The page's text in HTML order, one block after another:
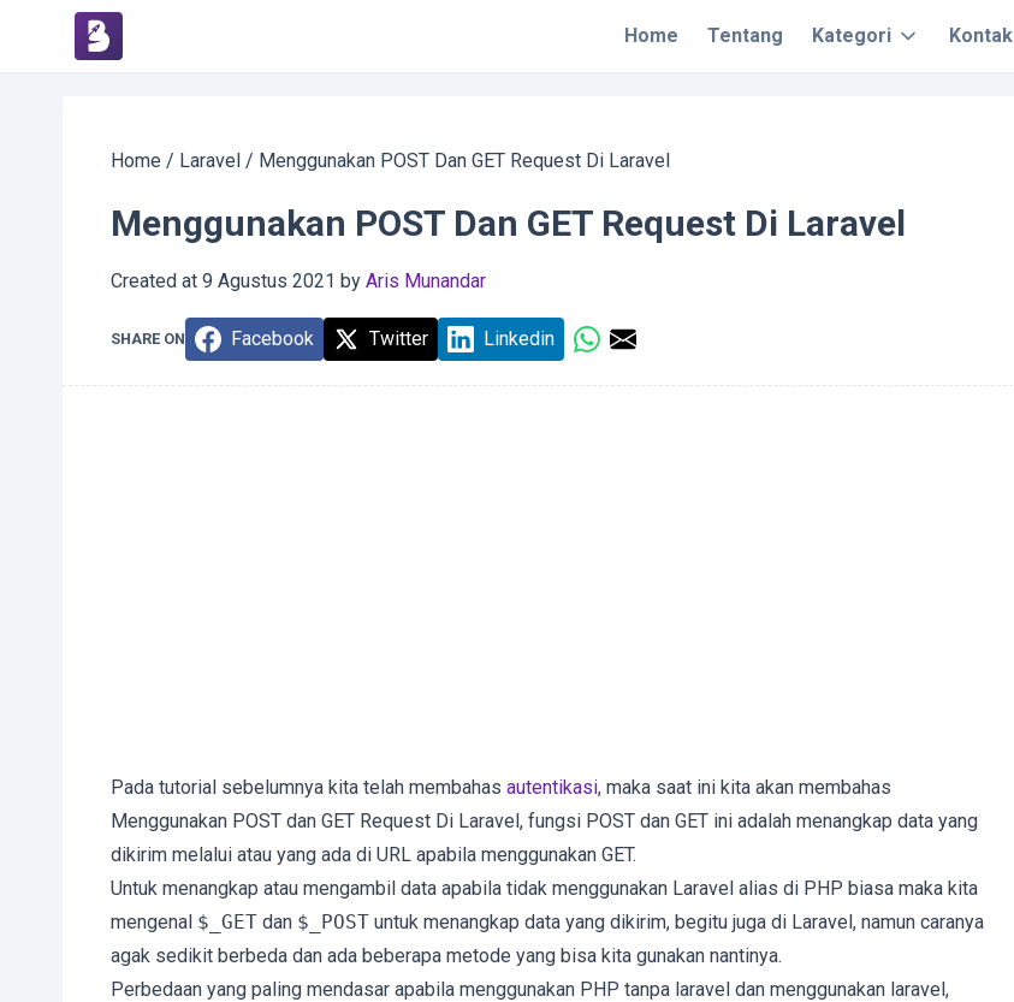
Home Tentang Kategori Kontak
Home / Laravel / Menggunakan POST Dan GET Request Di Laravel
Menggunakan POST Dan GET Request Di Laravel
Created at 9 Agustus 2021 by Aris Munandar
SHARE ON Facebook Twitter Linkedin
Pada tutorial sebelumnya kita telah membahas autentikasi, maka saat ini kita akan membahas
Menggunakan POST dan GET Request Di Laravel, fungsi POST dan GET ini adalah menangkap data yang
dikirim melalui atau yang ada di URL apabila menggunakan GET.
Untuk menangkap atau mengambil data apabila tidak menggunakan Laravel alias di PHP biasa maka kita
mengenal $_GET dan $_POST untuk menangkap data yang dikirim, begitu juga di Laravel, namun caranya
agak sedikit berbeda dan ada beberapa metode yang bisa kita gunakan nantinya.
Perbedaan yang paling mendasar apabila menggunakan PHP tanpa laravel dan menggunakan laravel,